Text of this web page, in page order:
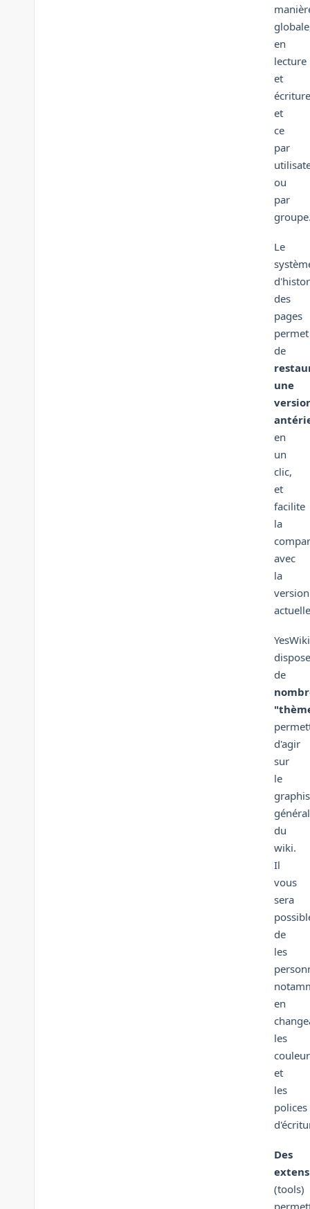
en
lecture
et
et
ce
par
ou
par
Le
des
pages
permet
de
une
en
un
clic,
et
facilite
la
avec
la
version
YesWiki
dispose
de
d'agir
sur
le
général
du
wiki.
Il
vous
sera
de
les
en
les
et
les
polices
Des
(tools)